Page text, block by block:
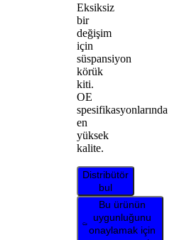
Eksiksiz
bir
değişim
için
süspansiyon
körük
kiti.
OE
spesifikasyonlarında
en
yüksek
kalite.
Distribütör
bul
Bu ürünün
uygunluğunu
onaylamak için